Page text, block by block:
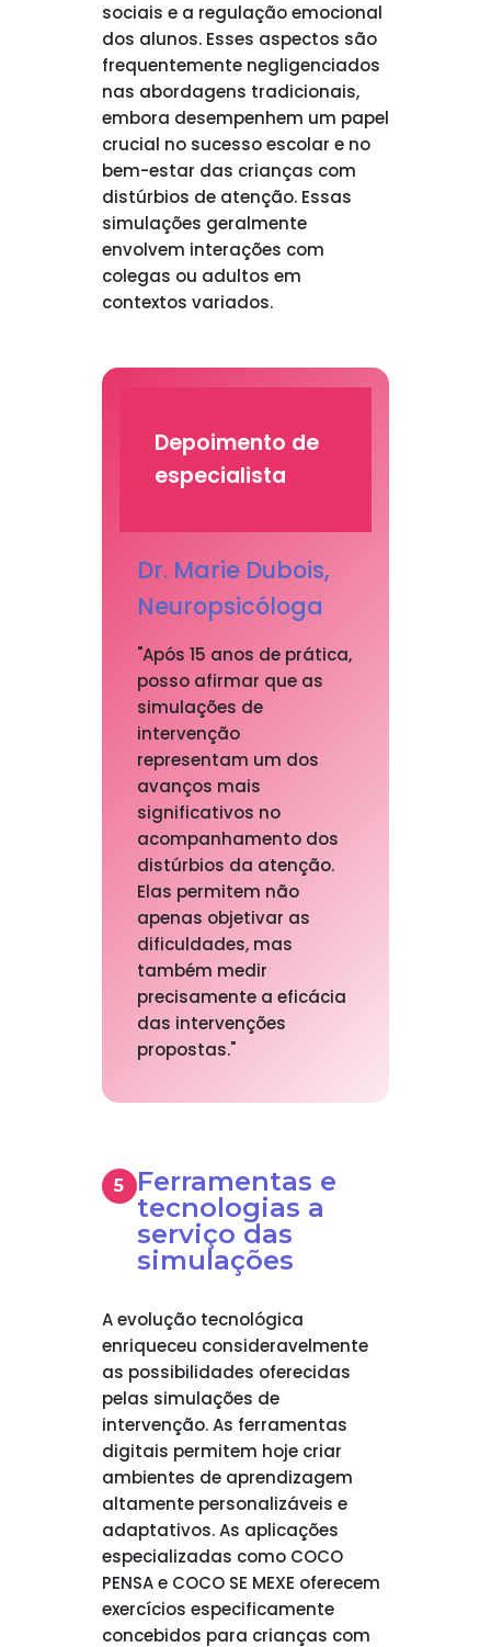
sociais e a regulação emocional
dos alunos. Esses aspectos são
frequentemente negligenciados
nas abordagens tradicionais,
embora desempenhem um papel
crucial no sucesso escolar e no
bem-estar das crianças com
distúrbios de atenção. Essas
simulações geralmente
envolvem interações com
colegas ou adultos em
contextos variados.
Depoimento de
especialista
Dr. Marie Dubois,
Neuropsicóloga
"Após 15 anos de prática,
posso afirmar que as
simulações de
intervenção
representam um dos
avanços mais
significativos no
acompanhamento dos
distúrbios da atenção.
Elas permitem não
apenas objetivar as
dificuldades, mas
também medir
precisamente a eficácia
das intervenções
propostas."
Ferramentas e
tecnologias a
serviço das
simulações
A evolução tecnológica
enriqueceu consideravelmente
as possibilidades oferecidas
pelas simulações de
intervenção. As ferramentas
digitais permitem hoje criar
ambientes de aprendizagem
altamente personalizáveis e
adaptativos. As aplicações
especializadas como COCO
PENSA e COCO SE MEXE oferecem
exercícios especificamente
concebidos para crianças com